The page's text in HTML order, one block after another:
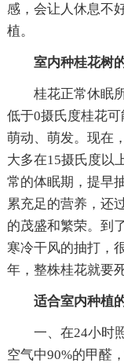
感，会让人休息不
植。
室内种桂花树
桂花正常休眠
低于0摄氏度桂花
萌动、萌发。现在
大多在15摄氏度以
常的体眠期，提早
累充足的营养，还
的茂盛和繁荣。到
寒冷干风的抽打，
年，整株桂花就要死
适合室内种植
一、在24小时
空气中90%的甲醛